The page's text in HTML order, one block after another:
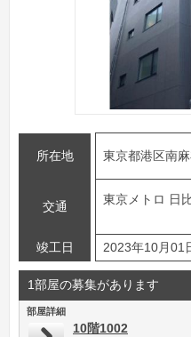
所在地 東京都港区南
交通
東京メトロ 日
竣工日 2023年10月01
1部屋の募集があります
部屋詳細
10階1002